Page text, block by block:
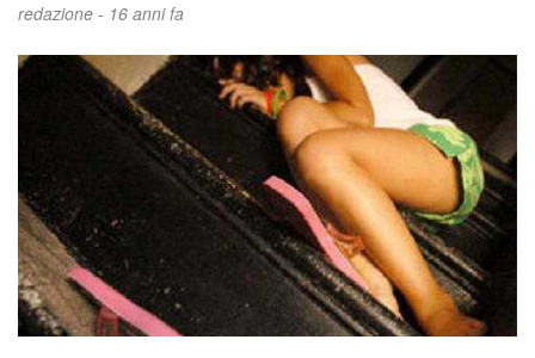
redazione - 16 anni fa